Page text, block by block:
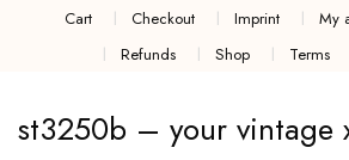
Cart Checkout Imprint My
Refunds
Shop Terms
st3250b – your vintage